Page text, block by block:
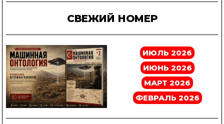
СВЕЖИЙ НОМЕР
ИЮЛЬ 2026
ИЮНЬ 2026
МАРТ 2026
ФЕВРАЛЬ 2026